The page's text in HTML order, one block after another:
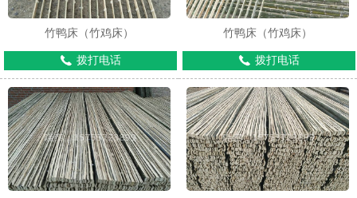
竹鸭床（竹鸡床）
拨打电话
竹鸭床（竹鸡床）
拨打电话